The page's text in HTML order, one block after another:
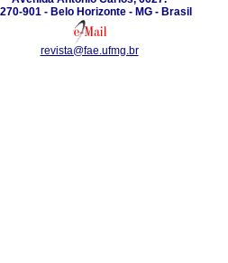
901 - Belo Horizonte - MG - Brasil
revista@fae.ufmg.br